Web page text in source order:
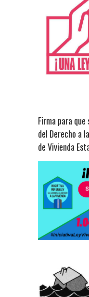
Firma para
del Derecho a
de Vivienda